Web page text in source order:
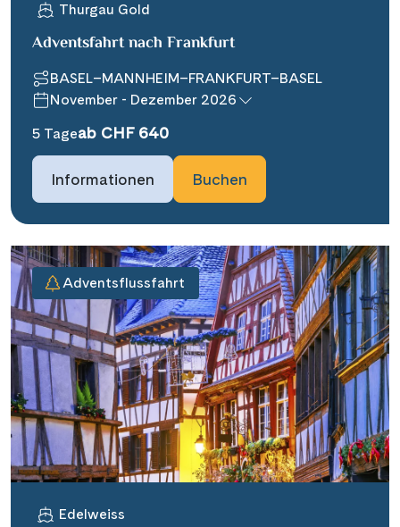
Thurgau Gold
Adventsfahrt nach Frankfurt
BASEL–MANNHEIM–FRANKFURT–BASEL
November - Dezember 2026
5 Tageab CHF 640
Informationen Buchen
Adventsflussfahrt
Edelweiss